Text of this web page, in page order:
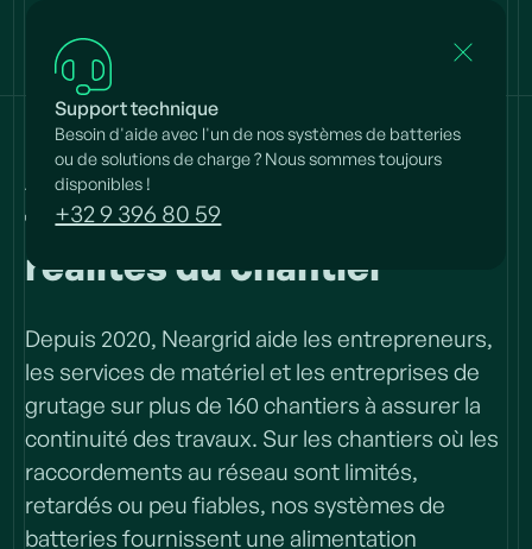
Support technique
Besoin d'aide avec l'un de nos systèmes de batteries
ou de solutions de charge ? Nous sommes toujours
disponibles !
+32 9 396 80 59
Le Boost idéal pour ceux qui
construisent
Parlons-en
Alimentation électrique
fiable, conçue pour les
réalités du chantier
Depuis 2020, Neargrid aide les entrepreneurs,
les services de matériel et les entreprises de
grutage sur plus de 160 chantiers à assurer la
continuité des travaux. Sur les chantiers où les
raccordements au réseau sont limités,
retardés ou peu fiables, nos systèmes de
batteries fournissent une alimentation